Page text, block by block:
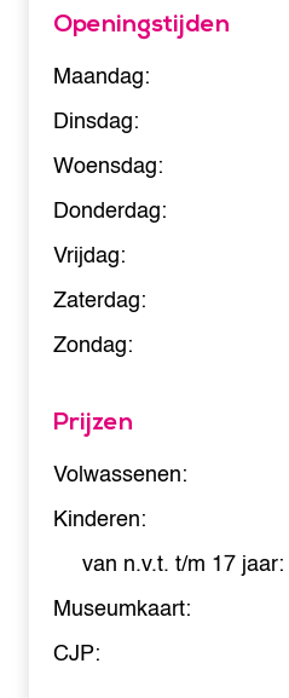
Openingstijden
Maandag:
Dinsdag:
Woensdag:
Donderdag:
Vrijdag:
Zaterdag:
Zondag:
Prijzen
Volwassenen:
Kinderen:
van n.v.t. t/m 17 jaar:
Museumkaart:
CJP: